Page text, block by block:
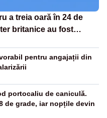
a treia oară în 24 de
britanice au fost
pentru angajații din
portocaliu de caniculă.
de grade, iar nopțile devin